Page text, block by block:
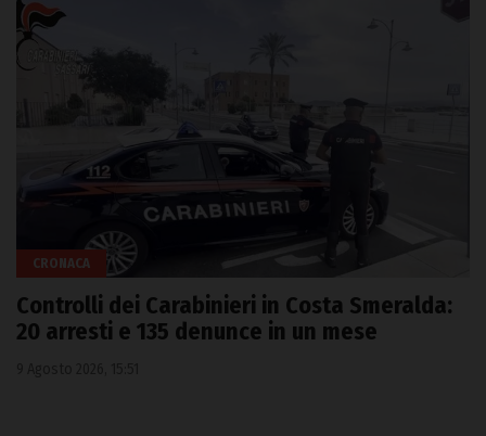
CRONACA
Olbia, a fuoco due furgoni e un deposito
attrezzi